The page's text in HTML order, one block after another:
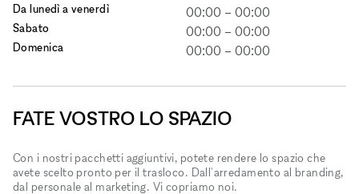
Da lunedì a venerdì 00:00 – 00:00
Sabato 00:00 – 00:00
Domenica 00:00 – 00:00
FATE VOSTRO LO SPAZIO
Con i nostri pacchetti aggiuntivi, potete rendere lo spazio che
avete scelto pronto per il trasloco. Dall'arredamento al branding,
dal personale al marketing. Vi copriamo noi.